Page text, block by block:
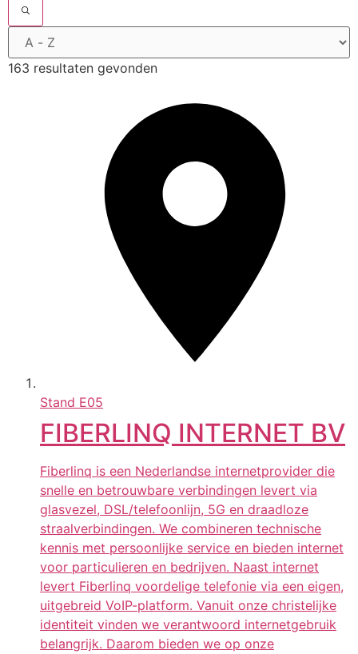
163 resultaten gevonden
Stand E05
FIBERLINQ INTERNET BV
Fiberlinq is een Nederlandse internetprovider die
snelle en betrouwbare verbindingen levert via
glasvezel, DSL/telefoonlijn, 5G en draadloze
straalverbindingen. We combineren technische
kennis met persoonlijke service en bieden internet
voor particulieren en bedrijven. Naast internet
levert Fiberlinq voordelige telefonie via een eigen,
uitgebreid VoIP-platform. Vanuit onze christelijke
identiteit vinden we verantwoord internetgebruik
belangrijk. Daarom bieden we op onze